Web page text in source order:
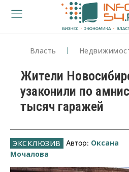
Власть
Жители
узаконили по
тысяч гаражей
Автор: Оксана
Мочалова